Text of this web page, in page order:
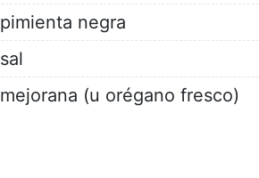
pimienta negra
sal
mejorana (u orégano fresco)